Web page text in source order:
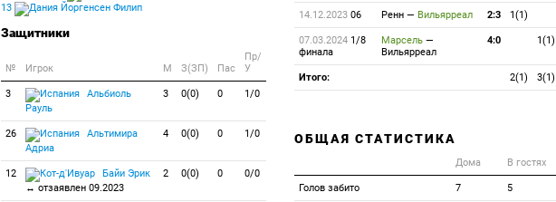
13
Йоргенсен Филип
Защитники
№ Игрок M З(ЗП) Пас
Пр/
У
3
Альбиоль
Рауль
3 0(0) 0 1/0
26
Альтимира
Адриа
4 0(0) 0 1/0
12
Байи Эрик
↔ отзаявлен 09.2023
2 0(0) 0 0/0
14.12.202306 Ренн — Вильярреал 2:3 1(1)
07.03.20241/8
финала
Марсель —
Вильярреал
4:0 1(1)
Итого: 2(1) 3(1)
ОБЩАЯ СТАТИСТИКА
Дома В гостях
Голов забито 7 5